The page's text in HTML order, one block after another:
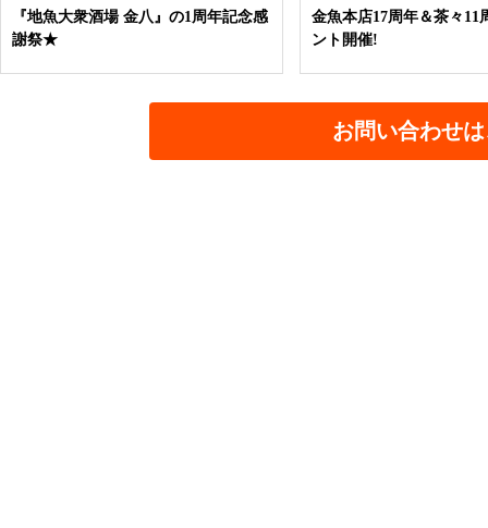
『地魚大衆酒場 金八』の1周年記念感
謝祭★
金魚本店17周年＆茶々11
ント開催!
お問い合わせ